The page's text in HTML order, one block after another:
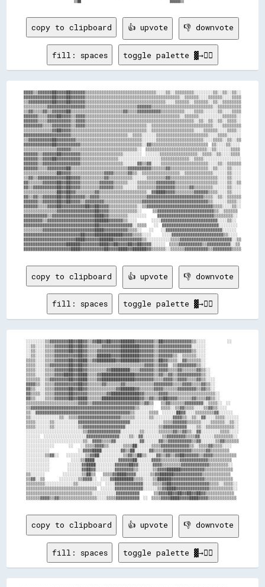
copy to clipboard 👍 upvote 👎 downvote
fill: spaces toggle palette ▓→✊🏽
▓▓▓▓▒▒▓▓▓▓▓▓██▓▓▓▓██▓▓▓▓▓▓▒▒▒▒▒▒▒▒▒▒▒▒▒▒▒▒▒▒▒▒▒▒▒▒▒▒▒▒▒▒░░░░▒▒░░▒▒▒▒▒▒▒▒░░░░░░░░▒▒░░▒▒░░▒▒░░
▓▓▓▓▓▓▓▓▓▓▓▓██▓▓▓▓██▓▓▓▓▓▓▒▒▒▒▒▒▒▒▒▒▒▒▒▒▒▒▒▒▒▒▒▒▒▒▒▒▒▒▒▒▒▒▒▒▒▒▒▒▒▒░░▒▒▒▒▒▒░░░░▒▒▒▒▒▒░░░░▒▒▒▒
▒▒▓▓▓▓▓▓▓▓▓▓██▓▓▓▓██▓▓▓▓▓▓▒▒▒▒▒▒▒▒▒▒▒▒▒▒▒▒▒▒▒▒▒▒▒▒▒▒▒▒▒▒▒▒▒▒░░░░▒▒▒▒▒▒░░▒▒▒▒▒▒░░▒▒░░▒▒▒▒▒▒▒▒
▒▒▒▒▒▒▒▒▒▒▓▓▓▓▓▓▓▓▓▓▓▓▓▓▓▓▒▒▒▒▒▒▒▒▒▒▒▒▒▒▒▒▒▒▒▒▒▒▓▓▓▓▓▓▒▒▒▒▒▒▒▒▒▒▒▒▒▒▒▒▒▒▒▒▒▒▒▒▒▒░░▒▒▒▒▒▒▒▒▒▒
▒▒▓▓▒▒▒▒▓▓▒▒▓▓▓▓▓▓██▒▒▒▒▒▒▒▒▒▒▒▒▒▒▒▒▒▒▒▒▒▒▓▓▒▒▒▒▓▓▓▓▓▓▓▓▓▓▒▒▒▒▒▒▒▒▒▒░░░░▒▒▒▒░░░░░░▒▒░░░░▒▒▒▒
▓▓▓▓▓▓▒▒▒▒▓▓▓▓██▓▓▓▓▒▒▓▓▓▓▒▒▒▒▒▒▒▒▒▒▒▒▒▒▒▒▒▒▒▒▒▒▒▒▒▒▒▒▒▒▒▒▒▒▒▒▒▒▒▒░░▒▒▒▒▒▒░░░░░░░░░░▒▒▒▒▒▒░░
▓▓▓▓▓▓▒▒▒▒▓▓▓▓▓▓▓▓▓▓▒▒▓▓▓▓▒▒▒▒▒▒▒▒▒▒▒▒▒▒▒▒▒▒▒▒▒▒▒▒▒▒▒▒▒▒▒▒▒▒▒▒▒▒▒▒▒▒▒▒▒▒░░▒▒░░▒▒░░▒▒░░▒▒▒▒░░
▓▓▓▓▓▓▓▓▒▒▒▒▓▓▓▓▓▓▓▓▒▒▓▓▓▓▒▒▒▒▒▒▒▒▒▒▒▒▒▒▒▒▒▒▒▒▒▒▒▒▒▒░░▒▒▒▒▒▒▒▒▒▒▒▒▒▒▒▒▒▒▒▒▒▒▒▒▒▒░░░░▒▒▒▒▒▒▒▒
▒▒▒▒▒▒▒▒▒▒▒▒▓▓██▓▓▓▓▒▒▒▒▒▒▒▒▒▒▒▒▒▒▒▒▒▒▒▒▒▒▒▒▒▒▒▒▒▒▒▒░░▒▒▒▒▒▒▒▒▒▒▒▒▒▒▒▒▒▒░░░░▒▒▒▒▒▒░░░░▒▒▒▒░░
▓▓▓▓▓▓▓▓▓▓▓▓▓▓▓▓▓▓▓▓▒▒▒▒▒▒▒▒▒▒▒▒▒▒▒▒▒▒▒▒▒▒▒▒░░▒▒▒▒░░░░░░▒▒▒▒▒▒▒▒▒▒▒▒▒▒▒▒▒▒▒▒▒▒░░░░▒▒▒▒░░░░░░
▒▒▓▓▓▓▓▓▓▓▓▓██▓▓▓▓▓▓▓▓▒▒▒▒▒▒▒▒▒▒▒▒▒▒▒▒▒▒▒▒▒▒▒▒▒▒▒▒░░░░░░▒▒▒▒▒▒▒▒▒▒▒▒▒▒▒▒▒▒▒▒░░░░▒▒▒▒░░▒▒░░▒▒
▓▓▓▓▓▓▓▓▓▓▓▓██▓▓▓▓▓▓▓▓▓▓▒▒▒▒▒▒▒▒▒▒▒▒▒▒▒▒▒▒▒▒▒▒▒▒▒▒░░▓▓▒▒▒▒▒▒▒▒▒▒▒▒▒▒▒▒▒▒▒▒▒▒▒▒  ▒▒░░░░▒▒░░░░
▒▒▒▒▒▒▒▒▒▒▒▒▒▒▓▓▓▓▓▓▒▒▒▒▒▒▒▒▒▒▒▒▒▒▒▒▒▒▒▒▒▒▒▒▒▒▒▒░░  ▒▒▒▒▒▒▒▒▒▒▒▒▒▒▒▒▒▒▒▒▒▒▒▒▒▒░░▒▒░░░░░░▒▒▒▒
▓▓▓▓▓▓▒▒▓▓▓▓▓▓██▓▓▓▓▓▓▓▓▒▒▒▒▒▒▒▒▒▒▒▒▒▒▒▒▒▒░░░░░░░░  ░░░░░░▒▒▒▒▒▒▒▒▒▒▒▒▒▒▒▒░░▒▒▒▒░░▒▒░░░░▒▒▒▒
▓▓▓▓▓▓▒▒▓▓▓▓██▓▓▓▓▓▓▓▓▓▓▒▒▒▒▒▒▒▒▒▒▒▒▒▒▒▒░░░░░░░░░░░░░░░░░░▒▒▒▒▒▒▒▒▒▒▒▒░░▒▒▒▒░░░░░░░░░░░░░░░░
▓▓▓▓▓▓▒▒▓▓▓▓▓▓▓▓▓▓▓▓▓▓▓▓▒▒▒▒▒▒▒▒▒▒▒▒▒▒▒▒▒▒░░░░░░▓▓▒▒▓▓░░░░▒▒▒▒▒▒▒▒▒▒▒▒▒▒▒▒▒▒▒▒░░░░▒▒░░▒▒▒▒▒▒
▓▓▓▓▓▓▒▒▒▒▓▓▓▓▓▓▓▓██▒▒▒▒▒▒▒▒▒▒▒▒▒▒▒▒▒▒▒▒▒▒▒▒▓▓▓▓▓▓▓▓▓▓▒▒▒▒▒▒▓▓▒▒▒▒▒▒▒▒▒▒▒▒▒▒▒▒░░▒▒░░░░▒▒░░░░
▒▒▒▒▒▒▒▒▒▒▒▒▒▒██▓▓▓▓▒▒▒▒▒▒▒▒▒▒▒▒▒▒▓▓▓▓▒▒▒▒▒▒▓▓▒▒░░▒▒▒▒▒▒▒▒▒▒▒▒▒▒▒▒░░▒▒▒▒▒▒▒▒▒▒▒▒░░░░░░▒▒░░░░
▒▒▓▓▒▒▓▓▓▓▓▓▓▓▓▓▓▓██▓▓▓▓▒▒▒▒▒▒▒▒▒▒▓▓▒▒▒▒▒▒▒▒▒▒░░░░░░▒▒▒▒▒▒▒▒▓▓▒▒▒▒▒▒▒▒▒▒▒▒▒▒▒▒▒▒▒▒░░░░▒▒░░░░
▓▓▒▒▒▒▒▒▓▓▓▓▓▓██▓▓██▓▓▓▓▒▒▒▒▒▒▒▒▓▓▓▓▓▓▒▒▒▒▒▒░░░░▒▒▒▒▒▒▒▒▓▓▓▓▓▓▓▓▒▒▒▒▒▒▒▒▒▒▒▒▒▒▒▒▒▒░░░░▒▒░░▒▒
▓▓▒▒▓▓▓▓▓▓▓▓▓▓██▓▓██▓▓▓▓▒▒▒▒▒▒▒▒▓▓▓▓▓▓▒▒▒▒░░░░░░▒▒▒▒▒▒▒▒▓▓▓▓▓▓▓▓▒▒▒▒▒▒▓▓▒▒▒▒▒▒▒▒░░░░░░▒▒░░░░
▒▒▒▒▒▒▒▒▒▒▒▒▒▒██▓▓██▓▓▒▒▒▒▒▒▒▒▓▓▒▒▒▒▒▒▒▒▒▒▒▒▒▒▒▒▒▒▒▒░░▓▓████▓▓▓▓▒▒▒▒▒▒▒▒▓▓▓▓▓▓▒▒▒▒░░░░▒▒░░░░
▓▓▒▒▓▓▒▒▓▓▓▓▓▓██▓▓██▓▓▓▓▓▓▒▒▓▓▓▓▒▒▒▒▒▒▒▒▒▒▒▒▒▒▒▒▒▒▒▒▓▓▓▓▓▓▓▓▓▓▓▓▓▓▓▓▓▓▓▓▓▓▓▓▒▒▒▒░░▒▒░░▒▒▒▒▒▒
▓▓▓▓▓▓▒▒▓▓▓▓▓▓██▓▓██▓▓▓▓▒▒▓▓▓▓▓▓▓▓▒▒▒▒▒▒▒▒▒▒▒▒▒▒▒▒▓▓▓▓▓▓▓▓▓▓▓▓▓▓▓▓▓▓▓▓▓▓▓▓▓▓▓▓▒▒░░░░░░▒▒▒▒░░
▓▓▓▓▓▓▒▒▒▒▓▓▓▓██▓▓▓▓▓▓▓▓▓▓██▓▓██▓▓▓▓▒▒▒▒▒▒▒▒▒▒▒▒░░▒▒▓▓▓▓▓▓▓▓▓▓▓▓▓▓▓▓▓▓▓▓▓▓▓▓▓▓▓▓▒▒▒▒░░░░▒▒░░
▒▒▒▒▒▒▒▒▒▒▒▒▒▒▓▓▓▓▓▓▓▓▓▓▓▓▓▓▓▓██▓▓▓▓▒▒▒▒▒▒▒▒▒▒▒▒░░      ▒▒▓▓▓▓▓▓▓▓▓▓▓▓▓▓▓▓▓▓▓▓▓▓▓▓▒▒░░▒▒▒▒▒▒
▓▓▓▓▓▓▓▓▓▓▒▒▓▓▓▓▓▓▓▓▓▓▓▓▓▓▓▓▓▓████▓▓▒▒▒▒▒▒▒▒░░░░░░░░      ▓▓▓▓▓▓▓▓▓▓▓▓▓▓▓▓▓▓▓▓▓▓▓▓▒▒▒▒▒▒▒▒░░
▓▓▓▓▓▓▓▓▒▒▓▓▓▓▓▓▓▓▓▓▓▓▓▓▓▓▓▓▓▓██████▓▓▓▓▓▓▒▒░░░░        ░░░░▓▓▓▓▓▓▓▓▓▓▓▓▓▓▓▓▓▓▓▓▓▓▓▓░░░░▒▒░░
▓▓▓▓▓▓▓▓▓▓▓▓▓▓▓▓▓▓▓▓▓▓▓▓▓▓▓▓▓▓██▓▓▓▓▓▓▓▓▓▓▓▓▓▓░░▒▒▒▒    ░░  ▓▓▓▓▓▓▓▓▓▓▓▓▓▓▓▓▓▓▓▓▓▓▓▓░░░░░░░░
▒▒▒▒▒▒▒▒▓▓▓▓▓▓▓▓▓▓▓▓▓▓▓▓▓▓▓▓▓▓████▓▓▓▓▓▓▓▓▓▓▒▒▒▒░░    ░░    ░░▓▓▓▓▓▓▓▓▓▓▓▓▓▓▓▓▓▓▓▓▓▓▓▓░░░░░░
▓▓▓▓▓▓▓▓▓▓▓▓▓▓▓▓▓▓▓▓▓▓▓▓██▓▓▓▓████████████▓▓▓▓▒▒▒▒░░░░      ░░░░▓▓▓▓▓▓▓▓▓▓▓▓▓▓▓▓▓▓▓▓▓▓▒▒░░░░
▓▓▓▓▓▓▓▓▓▓▓▓▓▓▓▓▓▓▓▓▓▓████▓▓▓▓▓▓██████▓▓▓▓▓▓▓▓▓▓▓▓▒▒░░░░░░░░░░▒▒▒▒▓▓▓▓▓▓▓▓▓▓▓▓▓▓▓▓▓▓▓▓▓▓░░▒▒
▓▓▓▓▓▓▓▓▓▓▓▓▓▓▓▓▓▓██████▓▓▓▓▓▓▓▓████▓▓██▓▓▓▓██▓▓██▓▓▓▓░░░░░░  ▒▒▒▒▓▓▓▓▓▓▓▓▓▓▒▒▓▓▓▓▓▓▓▓▓▓░░▒▒
copy to clipboard 👍 upvote 👎 downvote
fill: spaces toggle palette ▓→✊🏽
░░░░░░░░▒▒▓▓▓▓▓▓▓▓██▓▓██▓▓▒▒▓▓██▓▓██▓▓▓▓██████▓▓▓▓▓▓▓▓▒▒██▓▓▓▓▓▓▓▓▓▓▓▓▒▒░░░░            ░░
░░▒▒░░░░▒▒▒▒▓▓▓▓▓▓██▓▓██▓▓▒▒▒▒▒▒▓▓▓▓▓▓▓▓████████▓▓▓▓▓▓▒▒▓▓▓▓▓▓▓▓▓▓▓▓▓▓░░░░░░
░░▒▒░░░░▒▒▒▒▓▓▓▓▓▓██▓▓██▓▓▒▒▒▒▓▓▓▓▓▓▓▓▓▓████████▓▓▓▓▓▓▒▒▓▓▓▓▓▓▓▓▓▓▓▓▓▓▒▒░░░░
░░▒▒░░░░▒▒▒▒▓▓▓▓▓▓▓▓▓▓██▓▓▒▒▒▒██████▓▓▓▓████████▓▓▓▓▓▓▒▒▓▓▓▓▓▓▒▒░░▒▒▒▒▒▒░░░░
▒▒▒▒░░░░▒▒▒▒▓▓▓▓▓▓██▓▓████▒▒▓▓████████▓▓████████▓▓▓▓▓▓▒▒██▓▓▒▒▒▒░░▓▓▒▒▒▒▒▒░░
▒▒▒▒░░░░▒▒▓▓▓▓▓▓▓▓██▓▓██▓▓▒▒▒▒▒▒▒▒▒▒▒▒▒▒▒▒▒▒▒▒▒▒▒▒▓▓▓▓▒▒▓▓▓▓░░▒▒▓▓▓▓▓▓▓▓▒▒░░
▒▒▒▒░░░░▒▒▒▒▓▓▓▓▓▓██▓▓██▓▓▒▒▒▒▒▒▒▒▓▓████████▒▒▒▒▓▓▓▓▓▓▒▒▓▓▓▓▒▒▒▒▓▓▒▒▒▒▒▒▓▓▒▒░░
▒▒▒▒░░░░▒▒▒▒▓▓▓▓████▓▓████▒▒▒▒▓▓██████████████▓▓▓▓▓▓▓▓▒▒▓▓▒▒▓▓▒▒▓▓▓▓▓▓▓▓▓▓▒▒░░
▒▒▒▒▒▒░░▒▒▓▓▓▓▓▓▓▓██▓▓████▒▒▒▒▓▓██████████████▓▓▓▓▓▓▓▓▒▒▒▒▓▓▓▓▒▒▓▓▓▓▒▒▒▒▓▓▒▒░░░░
▓▓▓▓▒▒░░▒▒▒▒▓▓▓▓▓▓▓▓▓▓██▓▓▒▒▒▒▒▒▓▓▒▒▒▒▒▒▓▓▒▒▒▒▒▒▒▒▒▒▒▒▓▓▓▓▓▓▓▓▒▒▒▒▓▓▓▓▒▒▒▒▓▓▒▒░░
▓▓▒▒░░░░▒▒▒▒▓▓▓▓▓▓██▓▓██▓▓▒▒▒▒▒▒▒▒▒▒▒▒▓▓██████▓▓▒▒▒▒▒▒▓▓▓▓▒▒▒▒▒▒▓▓▓▓▓▓▓▓▒▒▓▓▒▒░░
▓▓▒▒▒▒░░▒▒▒▒▓▓▓▓▓▓██▓▓▓▓▓▓▒▒▒▒▒▒▒▒▓▓████████████▓▓▒▒▒▒▒▒▓▓▓▓▒▒▒▒▒▒▒▒▒▒▒▒▒▒▒▒▒▒▒▒░░
▓▓▒▒░░░░▒▒▒▒▓▓▓▓▓▓██▓▓████▒▒▒▒▒▒████████████████▓▓▒▒▓▓▒▒▓▓██▓▓▓▓▒▒▒▒▒▒▓▓▒▒▒▒▓▓▒▒░░
▒▒▒▒▒▒▒▒▒▒▒▒▒▒▒▒▒▒▒▒▒▒▓▓▓▓▒▒▓▓▓▓▓▓▓▓▓▓▓▓▓▓▓▓▓▓▓▓▒▒▓▓▒▒    ▒▒▓▓▒▒▒▒▒▒▓▓▓▓▓▓▓▓░░▒▒▒▒░░  ░░
▒▒▓▓▓▓▓▓▓▓▓▓▓▓▓▓▓▓▓▓▓▓▓▓▓▓▓▓▓▓▓▓▓▓▓▓▓▓▓▓▓▓▓▓▓▓▒▒░░░░░░    ▒▒▒▒░░▒▒▓▓▒▒▒▒░░░░▒▒▓▓▒▒░░░░
▒▒░░▓▓▓▓▓▓▓▓▓▓▓▓▓▓▓▓▓▓▓▓▓▓▓▓▓▓▓▓▓▓▓▓▓▓▓▓▓▓▓▓▒▒░░░░░░▒▒▒▒  ░░░░░░██▓▓░░░░▒▒▒▒▒▒▒▒▓▓░░░░░░
▒▒░░░░░░░░░░░░▒▒░░▒▒▒▒▓▓▓▓▓▓▓▓▓▓▓▓▓▓▓▓▓▓▒▒▒▒▒▒░░░░░░▒▒░░░░░░░░▓▓▓▓▒▒░░▒▒░░▓▓░░░░▒▒▒▒░░░░░░
▒▒▒▒░░░░░░▒▒░░░░░░░░░░▓▓▓▓▓▓▓▓▓▓▓▓▓▓▓▓▓▓▓▓▓▓░░░░░░░░░░░░░░▒▒▒▒▓▓▓▓▓▓▒▒▒▒▒▒░░░░▒▒▒▒▒▒░░▒▒░░
▒▒▒▒░░░░░░▒▒░░░░░░░░░░▒▒▓▓▓▓▓▓▓▓▓▓▓▓▓▓▓▓▓▓░░░░░░░░░░░░░░▒▒▓▓▓▓▓▓▓▓▓▓░░░░▒▒░░▒▒▒▒▒▒▒▒▒▒▒▒░░
░░░░░░░░░░░░░░░░░░░░░░░░▒▒▓▓▓▓▓▓▓▓▓▓▓▓▓▓░░░░░░░░▒▒░░░░░░▒▒▒▒▒▒▓▓▒▒▓▓▒▒░░▓▓░░░░░░░░▒▒▒▒░░░░
░░░░░░  ░░░░░░░░░░░░░░░░░░▓▓▓▓▓▓▓▓▓▓▓▓▓▓░░░░▒▒░░▓▓░░░░░░░░▒▒▓▓▓▓▓▓▓▓▒▒▒▒▓▓░░░░░░▒▒▒▒▒▒▒▒░░
░░░░░░░░░░░░░░░░░░░░░░░░▒▒░░▓▓▓▓▒▒▒▒▓▓░░░░░░░░░░▓▓░░░░░░▓▓▒▒▓▓▓▓▓▓▓▓▓▓▒▒▓▓░░░░░░▒▒▓▓▒▒▒▒▒▒
░░░░░░░░░░░░        ░░    ░░▒▒▒▒▓▓▓▓▒▒░░░░░░▒▒▒▒██░░░░░░▒▒▒▒▓▓▓▓▓▓▓▓▓▓▓▓▒▒░░▒▒▒▒▓▓▒▒▒▒░░░░
░░░░░░░░░░                ░░▓▓▓▓████░░░░░░░░▓▓▒▒██░░░░░░▓▓▒▒▒▒▓▓▓▓▓▓▓▓▓▓▓▓▒▒▒▒▒▒▓▓▒▒▒▒▒▒▒▒
░░░░░░░░▒▒▓▓░░    ░░░░░░░░▒▒▓▓██░░░░░░░░░░▒▒▓▓▒▒██▒▒░░░░▓▓▒▒▓▓▒▒▓▓██▓▓▓▓▓▓▒▒▓▓▓▓▒▒▒▒▒▒▒▒▒▒
░░░░░░░░░░            ░░░░▒▒████░░░░░░░░░░▓▓▓▓▓▓██░░░░░░▓▓▓▓▒▒▒▒▒▒▒▒▓▓▓▓▓▓▓▓▓▓▓▓▒▒▒▒▒▒▒▒▒▒
░░░░░░░░░░          ░░░░░░▓▓████░░░░░░░░▓▓▓▓▓▓██▓▓░░░░░░▓▓▓▓▒▒▒▒▒▒▒▒▓▓▓▓▓▓▓▓▓▓▓▓▒▒▒▒▒▒▒▒░░
░░░░░░░░░░          ░░░░░░▓▓██▓▓░░░░░░░░▓▓▓▓▓▓▓▓▒▒░░░░░░▒▒▓▓▓▓██████▓▓▓▓▓▓▓▓▓▓▒▒▒▒▒▒▒▒▒▒▒▒
▒▒░░░░░░          ░░░░░░░░▒▒██▒▒    ▒▒▒▒▓▓████▓▓▓▓░░░░░░▒▒▓▓██████▓▓▓▓▓▓▓▓▓▓▓▓▒▒▒▒▒▒▒▒▒▒▒▒
▒▒▓▓░░▒▒        ░░░░░░░░▒▒▓▓▓▓░░  ░░░░▓▓████████▒▒▒▒░░░░▒▒██████▓▓▓▓▓▓▓▓▓▓▓▓▓▓▒▒▒▒▒▒▒▒▒▒▒▒
▒▒▒▒▒▒▒▒░░░░░░░░░░░░▒▒░░░░░░░░░░  ░░░░▓▓▓▓▓▓▓▓▓▓▓▓░░░░▒▒▒▒▓▓██▓▓▓▓▓▓▓▓▓▓▓▓▓▓▓▓▒▒▒▒░░▒▒▒▒░░
▒▒▒▒▒▒▒▒▒▒▒▒▒▒▒▒▒▒▒▒▒▒▒▒▒▒▒▒▒▒  ░░░░░░▓▓▓▓▓▓▓▓▓▓▓▓░░░░░░▒▒▓▓████▓▓▓▓▓▓▓▓▓▓▓▓▓▓▒▒▒▒▒▒▒▒▒▒░░
▒▒▒▒▒▒▒▒▒▒▒▒▒▒▒▒▒▒▒▒▒▒▒▒▒▒▒▒░░░░░░░░░░▓▓▓▓▓▓▓▓▓▓        ▒▒▓▓▓▓██▓▓██▓▓██▓▓██▓▓▒▒▒▒▒▒▒▒▒▒▒▒
copy to clipboard 👍 upvote 👎 downvote
fill: spaces toggle palette ▓→✊🏽